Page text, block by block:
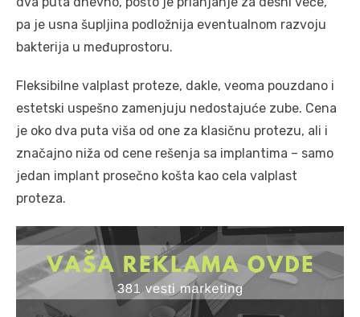
pa je usna šupljina podložnija eventualnom razvoju
bakterija u međuprostoru.
Fleksibilne valplast proteze, dakle, veoma pouzdano i
estetski uspešno zamenjuju nedostajuće zube. Cena
je oko dva puta viša od one za klasičnu protezu, ali i
značajno niža od cene rešenja sa implantima – samo
jedan implant prosečno košta kao cela valplast
proteza.